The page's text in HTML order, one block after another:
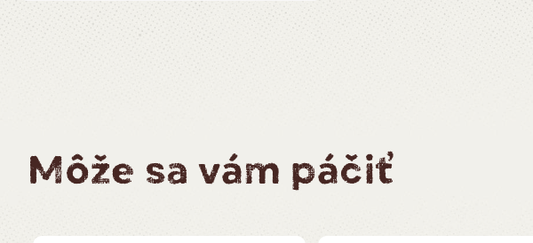
Môže sa vám páčiť